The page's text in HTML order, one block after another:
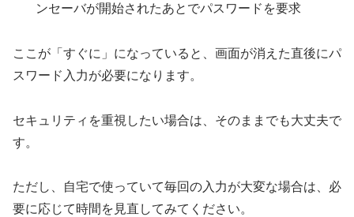
ンセーバが開始されたあとでパスワードを要求
ここが「すぐに」になっていると、画面が消えた直後にパ
スワード入力が必要になります。
セキュリティを重視したい場合は、そのままでも大丈夫で
す。
ただし、自宅で使っていて毎回の入力が大変な場合は、必
要に応じて時間を見直してみてください。